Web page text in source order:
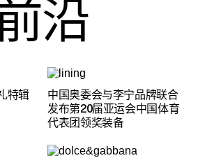
前沿
特辑
中国奥委会与李宁品牌联合
发布第20届亚运会中国体育
代表团领奖装备